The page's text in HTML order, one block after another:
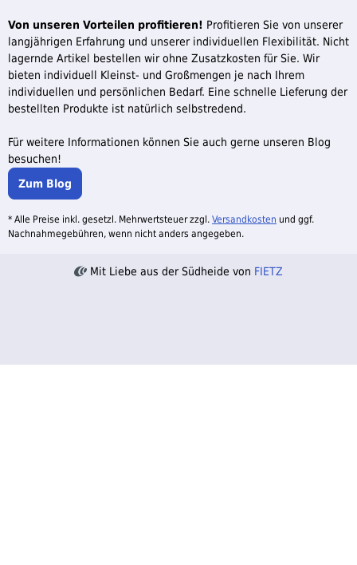
Von unseren Vorteilen profitieren! Profitieren Sie von unserer
langjährigen Erfahrung und unserer individuellen Flexibilität. Nicht
lagernde Artikel bestellen wir ohne Zusatzkosten für Sie. Wir
bieten individuell Kleinst- und Großmengen je nach Ihrem
individuellen und persönlichen Bedarf. Eine schnelle Lieferung der
bestellten Produkte ist natürlich selbstredend.
Für weitere Informationen können Sie auch gerne unseren Blog
besuchen!
Zum Blog
* Alle Preise inkl. gesetzl. Mehrwertsteuer zzgl. Versandkosten und ggf.
Nachnahmegebühren, wenn nicht anders angegeben.
Mit Liebe aus der Südheide von FIETZ